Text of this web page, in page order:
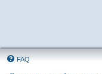
FAQ